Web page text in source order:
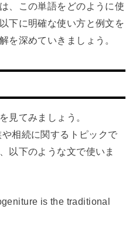
、この単語をどのように使
下に明確な使い方と例文を
を深めていきましょう。
見てみましょう。
相続に関するトピックで
以下のような文で使いま
is the traditional